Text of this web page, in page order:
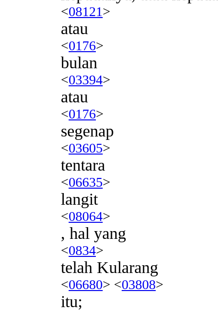
<08121>
atau
<0176>
bulan
<03394>
atau
<0176>
segenap
<03605>
tentara
<06635>
langit
<08064>
, hal yang
<0834>
telah Kularang
<06680> <03808>
itu;